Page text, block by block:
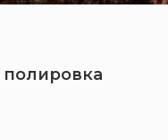
полировка